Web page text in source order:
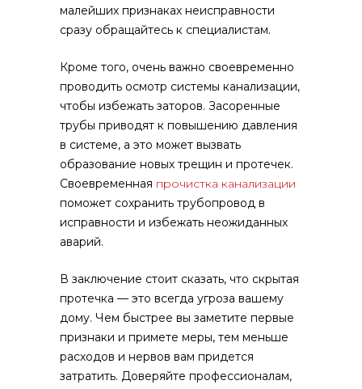
малейших признаках неисправности
сразу обращайтесь к специалистам.
Кроме того, очень важно своевременно
проводить осмотр системы канализации,
чтобы избежать заторов. Засоренные
трубы приводят к повышению давления
в системе, а это может вызвать
образование новых трещин и протечек.
Своевременная прочистка канализации
поможет сохранить трубопровод в
исправности и избежать неожиданных
аварий.
В заключение стоит сказать, что скрытая
протечка — это всегда угроза вашему
дому. Чем быстрее вы заметите первые
признаки и примете меры, тем меньше
расходов и нервов вам придется
затратить. Доверяйте профессионалам,